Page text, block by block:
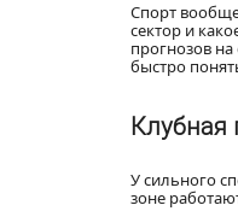
Спорт
сектор и
прогнозов
быстро
У сильного
зоне